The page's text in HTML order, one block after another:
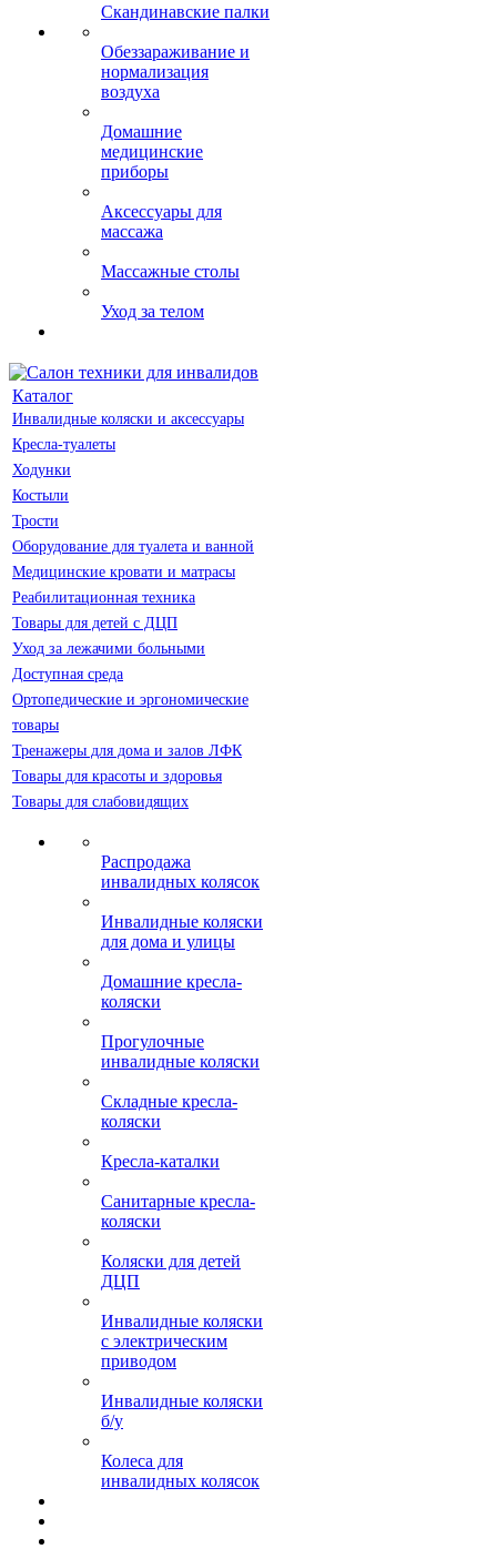
Скандинавские палки
Обеззараживание и
нормализация
воздуха
Домашние
медицинские
приборы
Аксессуары для
массажа
Массажные столы
Уход за телом
Каталог
Инвалидные коляски и аксессуары
Кресла-туалеты
Ходунки
Костыли
Трости
Оборудование для туалета и ванной
Медицинские кровати и матрасы
Реабилитационная техника
Товары для детей с ДЦП
Уход за лежачими больными
Доступная среда
Ортопедические и эргономические
товары
Тренажеры для дома и залов ЛФК
Товары для красоты и здоровья
Товары для слабовидящих
Распродажа
инвалидных колясок
Инвалидные коляски
для дома и улицы
Домашние кресла-
коляски
Прогулочные
инвалидные коляски
Складные кресла-
коляски
Кресла-каталки
Санитарные кресла-
коляски
Коляски для детей
ДЦП
Инвалидные коляски
с электрическим
приводом
Инвалидные коляски
б/у
Колеса для
инвалидных колясок